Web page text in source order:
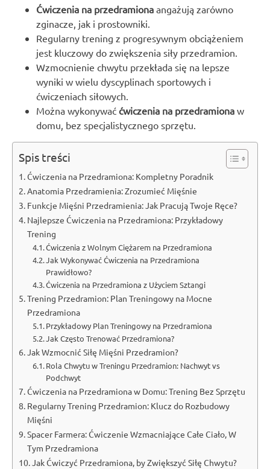
Ćwiczenia na przedramiona angażują zarówno
zginacze, jak i prostowniki.
Regularny trening z progresywnym obciążeniem
jest kluczowy do zwiększenia siły przedramion.
Wzmocnienie chwytu przekłada się na lepsze
wyniki w wielu dyscyplinach sportowych i
ćwiczeniach siłowych.
Można wykonywać ćwiczenia na przedramiona w
domu, bez specjalistycznego sprzętu.
Spis treści
Ćwiczenia na Przedramiona: Kompletny Poradnik
Anatomia Przedramienia: Zrozumieć Mięśnie
Funkcje Mięśni Przedramienia: Jak Pracują Twoje Ręce?
Najlepsze Ćwiczenia na Przedramiona: Przykładowy
Trening
Ćwiczenia z Wolnym Ciężarem na Przedramiona
Jak Wykonywać Ćwiczenia na Przedramiona
Prawidłowo?
Ćwiczenia na Przedramiona z Użyciem Sztangi
Trening Przedramion: Plan Treningowy na Mocne
Przedramiona
Przykładowy Plan Treningowy na Przedramiona
Jak Często Trenować Przedramiona?
Jak Wzmocnić Siłę Mięśni Przedramion?
Rola Chwytu w Treningu Przedramion: Nachwyt vs
Podchwyt
Ćwiczenia na Przedramiona w Domu: Trening Bez Sprzętu
Regularny Trening Przedramion: Klucz do Rozbudowy
Mięśni
Spacer Farmera: Ćwiczenie Wzmacniające Całe Ciało, W
Tym Przedramiona
Jak Ćwiczyć Przedramiona, by Zwiększyć Siłę Chwytu?